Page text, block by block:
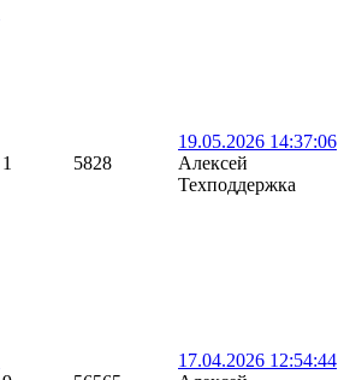
1 5828
19.05.2026 14:37:06
Алексей
Техподдержка
17.04.2026 12:54:44